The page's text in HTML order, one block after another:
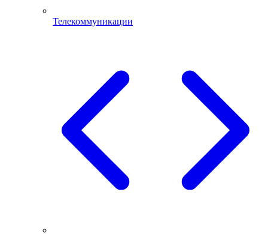
Телекоммуникации